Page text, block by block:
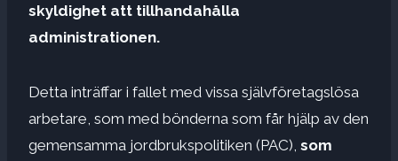
skyldighet att tillhandahålla
administrationen.
Detta inträffar i fallet med vissa självföretagslösa
arbetare, som med bönderna som får hjälp av den
gemensamma jordbrukspolitiken (PAC), som